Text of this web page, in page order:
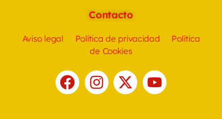
Contacto
Aviso legal Política de privacidad
Política
de Cookies